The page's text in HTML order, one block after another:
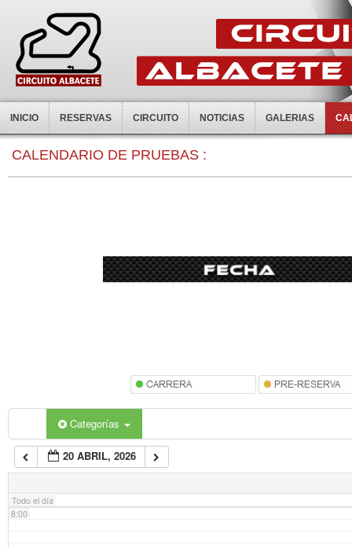
INICIO RESERVAS CIRCUITO NOTICIAS GALERIAS
CALENDARIO DE PRUEBAS :
Categorías
20 ABRIL, 2026
Todo el día
0:00
7:00
8:00